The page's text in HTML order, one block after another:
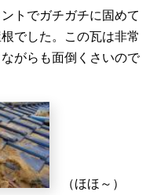
トでガチガチに固めて
でした。この瓦は非常
がらも面倒くさいので
（ほほ～）